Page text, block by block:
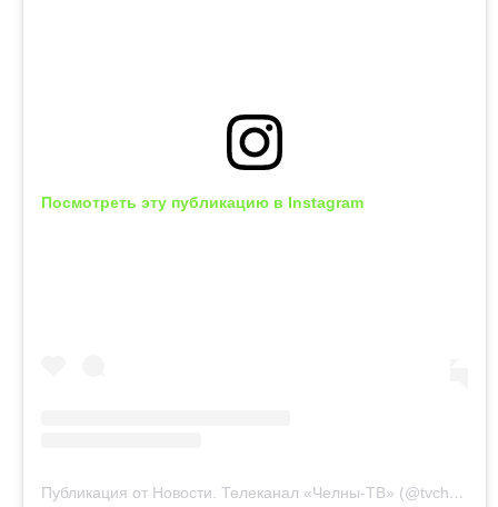
Посмотреть эту публикацию в Instagram
Публикация от Новости. Телеканал «Челны-ТВ» (@tvchelny)